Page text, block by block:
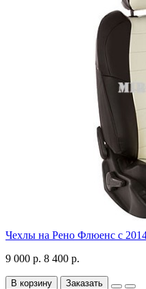
Чехлы на Рено Флюенс с
9 000 р. 8 400 р.
В корзину Заказать